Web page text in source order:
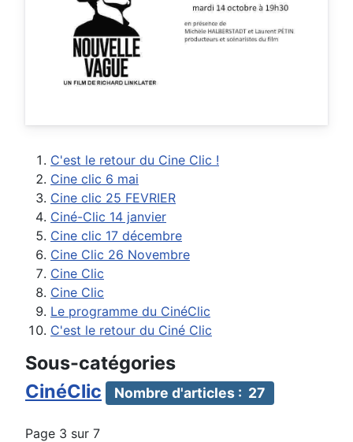
C'est le retour du Cine Clic !
Cine clic 6 mai
Cine clic 25 FEVRIER
Ciné-Clic 14 janvier
Cine clic 17 décembre
Cine Clic 26 Novembre
Cine Clic
Cine Clic
Le programme du CinéClic
C'est le retour du Ciné Clic
Sous-catégories
CinéClic
Nombre d'articles : 27
Page 3 sur 7